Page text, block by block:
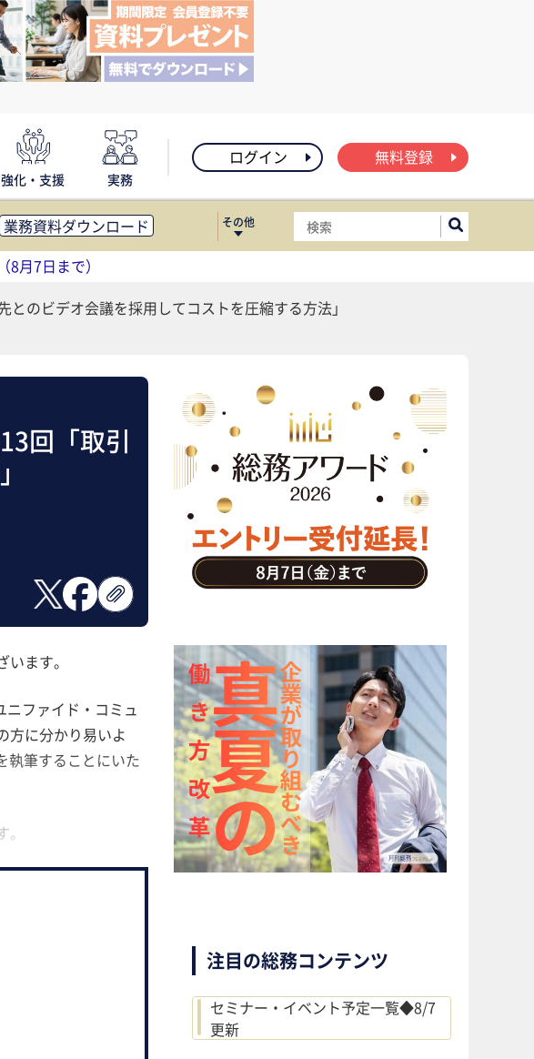
強化・支援 実務
ログイン 無料登録
業務資料ダウンロード
性化
FM・オフィス移転
調査・レポート
その他
月7日まで）
のビデオ会議を採用してコストを圧縮する方法」
回「取引
注目の総務コンテンツ
セミナー・イベント予定一覧◆8/7
更新
ます。
ファイド・コミュ
方に分かり易いよ
執筆することにいた